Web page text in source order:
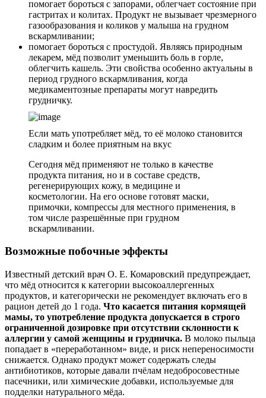
помогает бороться с запорами, облегчает состояние при
гастритах и колитах. Продукт не вызывает чрезмерного
газообразования и коликов у малыша на грудном
вскармливании;
помогает бороться с простудой. Являясь природным
лекарем, мёд позволит уменьшить боль в горле,
облегчить кашель. Эти свойства особенно актуальны в
период грудного вскармливания, когда
медикаментозные препараты могут навредить
грудничку.
Если мать употребляет мёд, то её молоко становится
сладким и более приятным на вкус
Сегодня мёд применяют не только в качестве
продукта питания, но и в составе средств,
регенерирующих кожу, в медицине и
косметологии. На его основе готовят маски,
примочки, компрессы для местного применения, в
том числе разрешённые при грудном
вскармливании.
Возможные побочные эффекты
Известный детский врач О. Е. Комаровский предупреждает,
что мёд относится к категории высокоаллергенных
продуктов, и категорически не рекомендует включать его в
рацион детей до 1 года. Что касается питания кормящей
мамы, то употребление продукта допускается в строго
ограниченной дозировке при отсутствии склонности к
аллергии у самой женщины и грудничка. В молоко пыльца
попадает в «переработанном» виде, и риск непереносимости
снижается. Однако продукт может содержать следы
антибиотиков, которые давали пчёлам недобросовестные
пасечники, или химические добавки, используемые для
подделки натурального мёда.